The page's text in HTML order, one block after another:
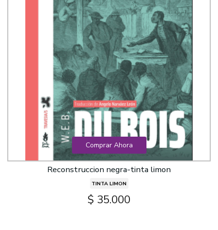
Comprar Ahora
Reconstruccion negra-tinta limon
TINTA LIMON
$ 35.000